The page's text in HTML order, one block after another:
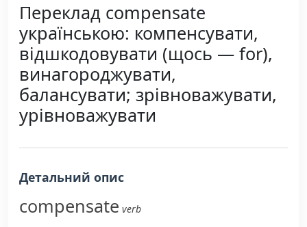
Переклад compensate
українською: компенсувати,
відшкодовувати (щось — for),
винагороджувати,
балансувати; зрівноважувати,
урівноважувати
Детальний опис
compensate verb